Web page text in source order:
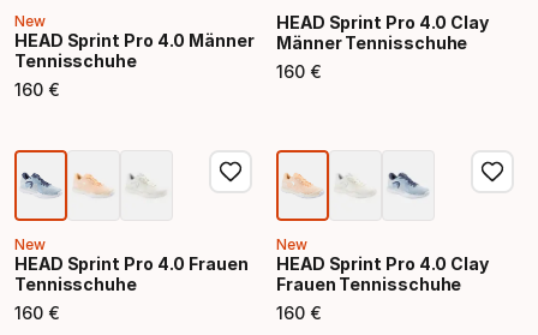
New
HEAD Sprint Pro 4.0 Männer
Tennisschuhe
160 €
Endpreis
HEAD Sprint Pro 4.0 Clay
Männer Tennisschuhe
160 €
Endpreis
New
HEAD Sprint Pro 4.0 Frauen
Tennisschuhe
160 €
Endpreis
New
HEAD Sprint Pro 4.0 Clay
Frauen Tennisschuhe
160 €
Endpreis